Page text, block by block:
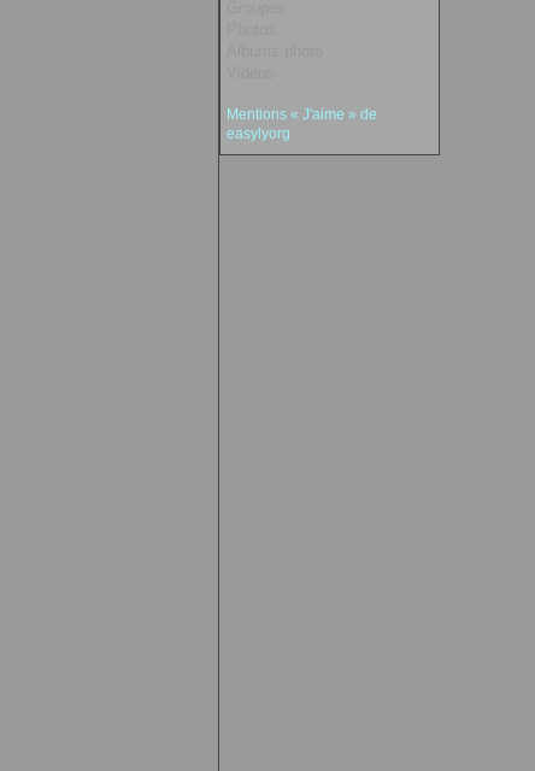
Mentions « J'aime » de
easylyorg